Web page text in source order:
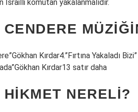
İsrailli komutan yakalanmalıdır.
Kırdar4.”Fırtına Yakaladı
Kırdar13 satır daha
NERELI?